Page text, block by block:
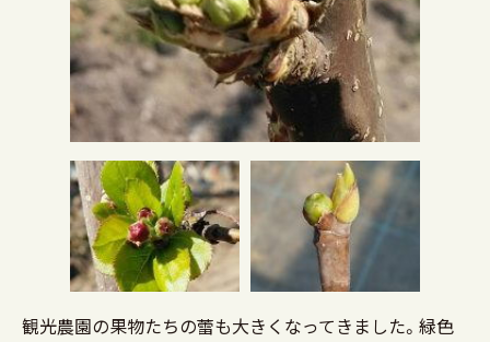
観光農園の果物たちの蕾も大きくなってきました。緑色